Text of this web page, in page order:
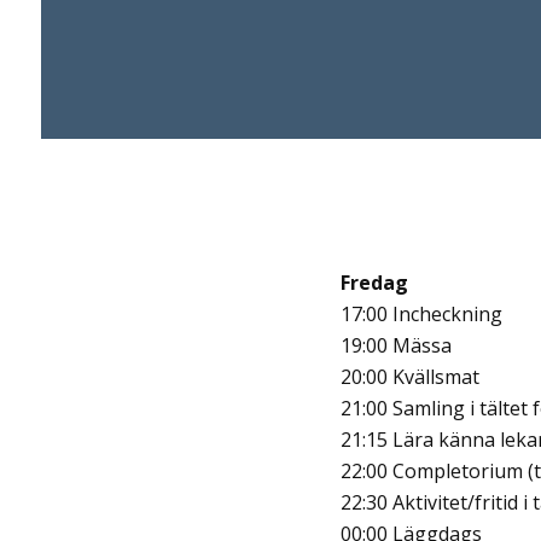
Fredag
17:00 Incheckning
19:00 Mässa
20:00 Kvällsmat
21:00 Samling i tältet
21:15 Lära känna
22:00 Completorium
22:30 Aktivitet/fritid i
00:00 Läggdags